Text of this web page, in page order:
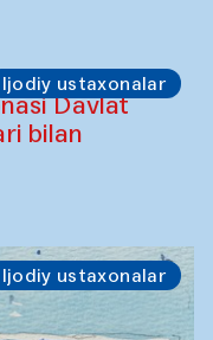
Ijodiy ustaxonalar
Davlat
bilan
Ijodiy ustaxonalar